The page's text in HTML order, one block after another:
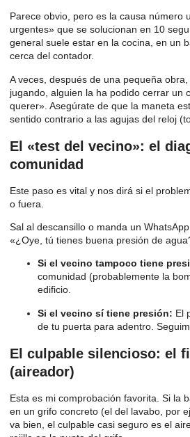
Parece obvio, pero es la causa número
urgentes» que se solucionan en 10
general suele estar en la cocina, en un
cerca del contador.
A veces, después de una pequeña
jugando, alguien la ha podido cerrar un
querer». Asegúrate de que la maneta
sentido contrario a las agujas del reloj
El «test del vecino»: el
comunidad
Este paso es vital y nos dirá si el
o fuera.
Sal al descansillo o manda un
«¿Oye, tú tienes buena presión de
Si el vecino tampoco tiene
comunidad (probablemente la
edificio.
Si el vecino sí tiene presión: El
de tu puerta para adentro.
El culpable silencioso: el
(aireador)
Esta es mi comprobación favorita. Si la
en un grifo concreto (el del lavabo, por
va bien, el culpable casi seguro es el